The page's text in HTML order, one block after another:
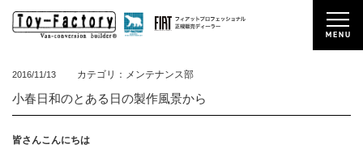
2016/11/13 カテゴリ：メンテナンス部
小春日和のとある日の製作風景から
皆さんこんにちは